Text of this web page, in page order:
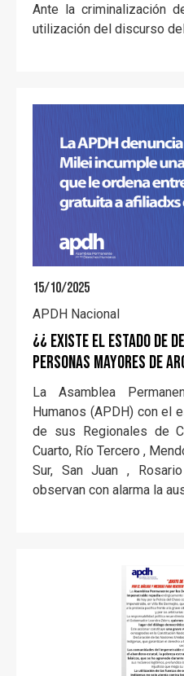
Ante la criminalización
utilización del discurso
15/10/2025
APDH Nacional
¿¿ Existe el Estado de
Personas Mayores de
La Asamblea
Humanos (APDH) con el
de sus Regionales de
Cuarto, Río Tercero ,
Sur, San Juan ,
observan con alarma la